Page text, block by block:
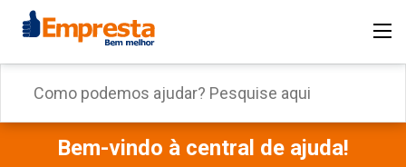
Bem-vindo à central de ajuda!